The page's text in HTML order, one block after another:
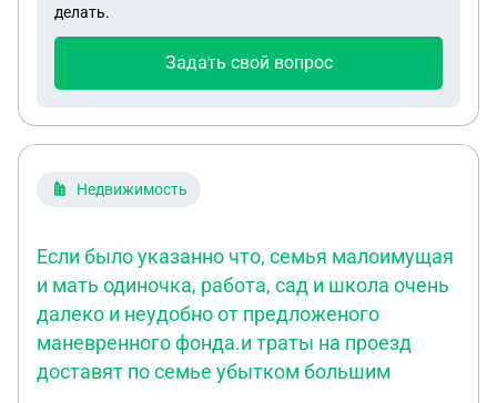
другую недвижимость, так ли это?
делать.
Задать свой вопрос
Недвижимость
Если было указанно что, семья малоимущая
и мать одиночка, работа, сад и школа очень
далеко и неудобно от предложеного
маневренного фонда.и траты на проезд
доставят по семье убытком большим